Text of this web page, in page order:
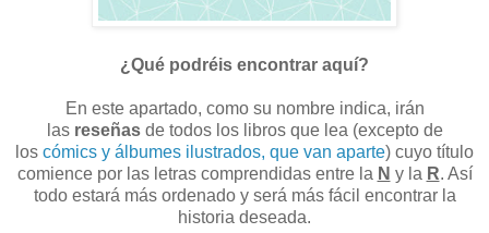
¿Qué podréis encontrar aquí?
En este apartado, como su nombre indica, irán
las reseñas de todos los libros que lea (excepto de
los cómics y álbumes ilustrados, que van aparte) cuyo título
comience por las letras comprendidas entre la N y la R. Así
todo estará más ordenado y será más fácil encontrar la
historia deseada.